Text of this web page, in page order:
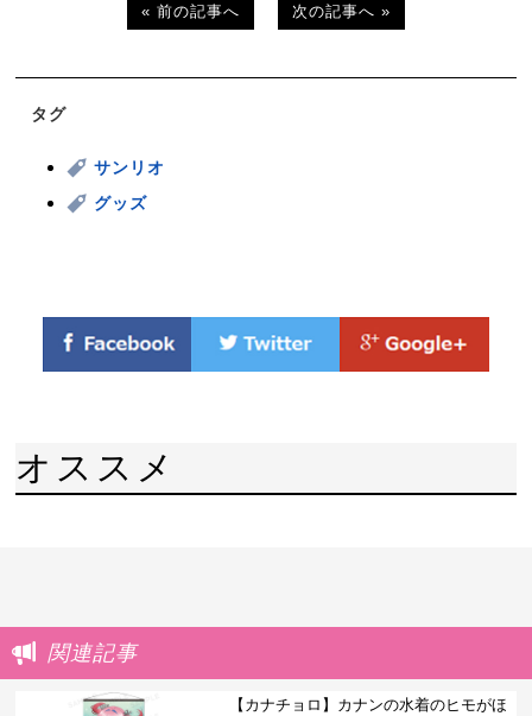
« 前の記事へ 次の記事へ »
タグ
サンリオ
グッズ
オススメ
関連記事
【カナチョロ】カナンの水着のヒモがほ